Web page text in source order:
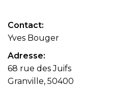
Contact
Yves Bouger
Adresse
68 rue des Juifs
Granville, 50400